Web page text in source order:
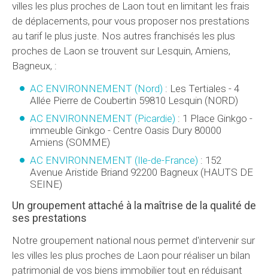
villes les plus proches de Laon tout en limitant les frais
de déplacements, pour vous proposer nos prestations
au tarif le plus juste. Nos autres franchisés les plus
proches de Laon se trouvent sur Lesquin, Amiens,
Bagneux, :
AC ENVIRONNEMENT (Nord) : Les Tertiales - 4
Allée Pierre de Coubertin 59810 Lesquin (NORD)
AC ENVIRONNEMENT (Picardie) : 1 Place Ginkgo -
immeuble Ginkgo - Centre Oasis Dury 80000
Amiens (SOMME)
AC ENVIRONNEMENT (Ile-de-France) : 152
Avenue Aristide Briand 92200 Bagneux (HAUTS DE
SEINE)
Un groupement attaché à la maîtrise de la qualité de
ses prestations
Notre groupement national nous permet d'intervenir sur
les villes les plus proches de Laon pour réaliser un bilan
patrimonial de vos biens immobilier tout en réduisant